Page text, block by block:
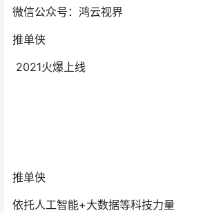
微信公众号：鸿云视界
推单侠
2021火爆上线
推单侠
依托人工智能+大数据等科技力量